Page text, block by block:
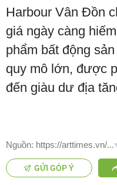
Harbour Vân Đồn
giá ngày càng
phẩm bất động
quy mô lớn, được
đến giàu dư địa
Nguồn: https://arttimes.vn/...
GỬI GÓP Ý